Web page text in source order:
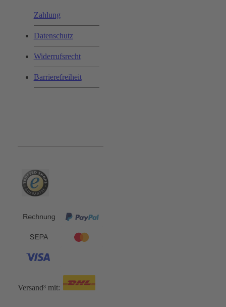
Zahlung
Datenschutz
Widerrufsrecht
Barrierefreiheit
Versand³ mit: